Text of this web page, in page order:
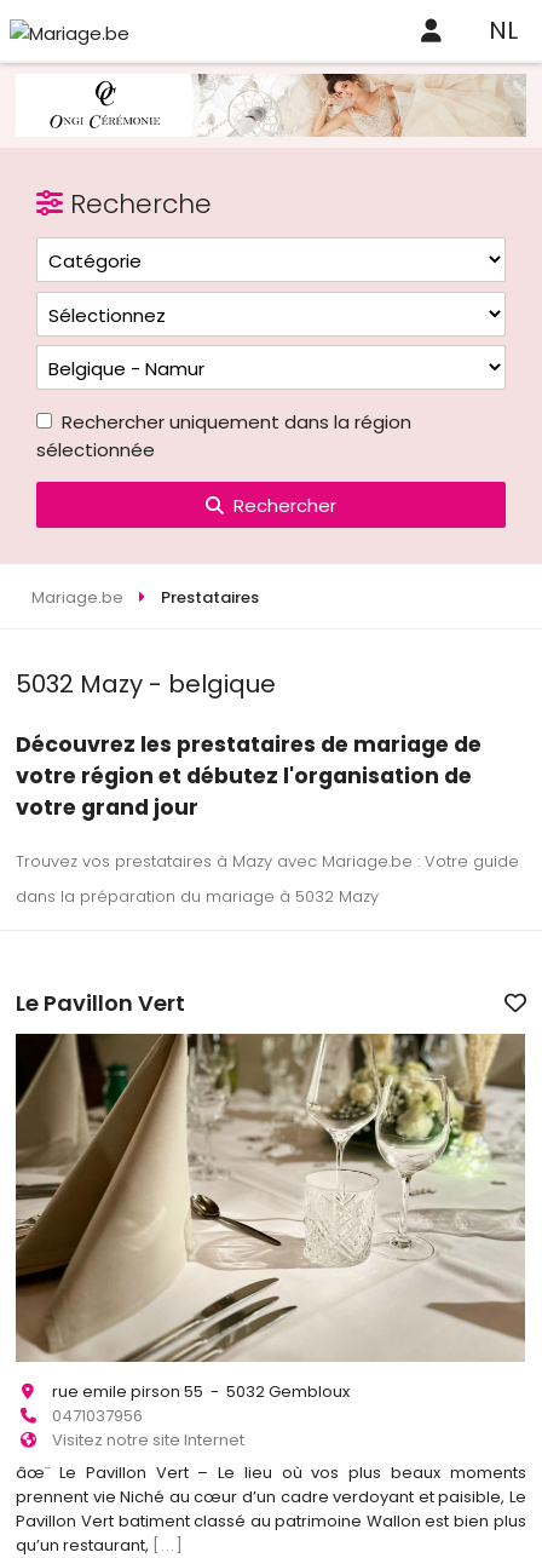
NL
Recherche
Rechercher uniquement dans la région
sélectionnée
Rechercher
Mariage.be Prestataires
5032 Mazy - belgique
Découvrez les prestataires de mariage de
votre région et débutez l'organisation de
votre grand jour
Trouvez vos prestataires à Mazy avec Mariage.be : Votre guide
dans la préparation du mariage à 5032 Mazy
Le Pavillon Vert
rue emile pirson 55 - 5032 Gembloux
0471037956
Visitez notre site Internet
âœ¨ Le Pavillon Vert – Le lieu où vos plus beaux moments
prennent vie Niché au cœur d’un cadre verdoyant et paisible, Le
Pavillon Vert batiment classé au patrimoine Wallon est bien plus
qu’un restaurant, [...]